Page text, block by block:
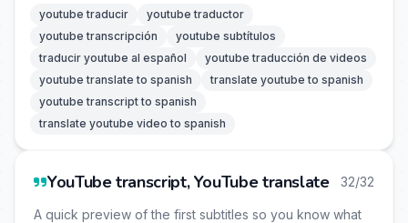
youtube traducir
youtube traductor
youtube transcripción
youtube subtítulos
traducir youtube al español
youtube traducción de videos
youtube translate to spanish
translate youtube to spanish
youtube transcript to spanish
translate youtube video to spanish
YouTube transcript, YouTube translate 32/32
A quick preview of the first subtitles so you know what